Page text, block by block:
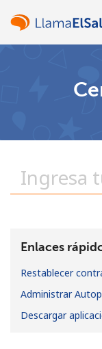
Enlaces
Restablecer
Administrar
Descargar